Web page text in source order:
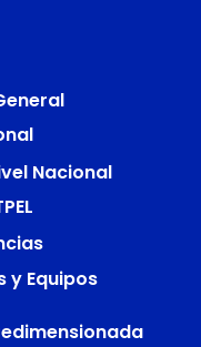
Nacional
y Equipos